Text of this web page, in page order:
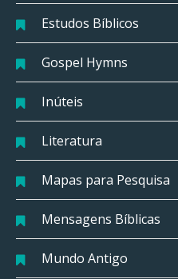
Estudos Bíblicos
Gospel Hymns
Inúteis
Literatura
Mapas para Pesquisa
Mensagens Bíblicas
Mundo Antigo